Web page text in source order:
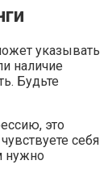
указывать
наличие
Будьте
это
себя
нужно